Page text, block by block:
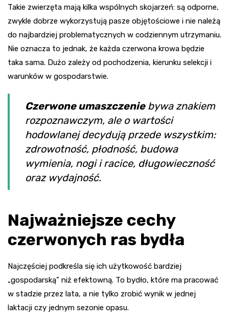
Takie zwierzęta mają kilka wspólnych skojarzeń: są odporne,
zwykle dobrze wykorzystują pasze objętościowe i nie należą
do najbardziej problematycznych w codziennym utrzymaniu.
Nie oznacza to jednak, że każda czerwona krowa będzie
taka sama. Dużo zależy od pochodzenia, kierunku selekcji i
warunków w gospodarstwie.
Czerwone umaszczeniebywa znakiem
rozpoznawczym, ale o wartości
hodowlanej decydują przede wszystkim:
zdrowotność, płodność, budowa
wymienia, nogi i racice, długowieczność
oraz wydajność.
Najważniejsze cechy
czerwonych ras bydła
Najczęściej podkreśla się ich użytkowość bardziej
„gospodarską” niż efektowną. To bydło, które ma pracować
w stadzie przez lata, a nie tylko zrobić wynik w jednej
laktacji czy jednym sezonie opasu.